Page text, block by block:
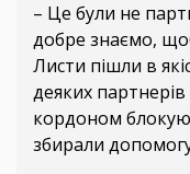
– Це були не
добре знаємо,
Листи пішли в
деяких
кордоном
збирали